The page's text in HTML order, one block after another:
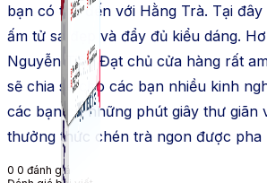
bạn có thể đến với Hằng Trà. Tại
ấm tử sa đẹp và đẩy đủ kiểu dáng.
Nguyễn Tiến Đạt chủ cửa hàng rất
sẽ chia sẻ cho các bạn nhiều kinh
các bạn có những phút giây thư giãn
thưởng thức chén trà ngon được pha
0 0 đánh giá